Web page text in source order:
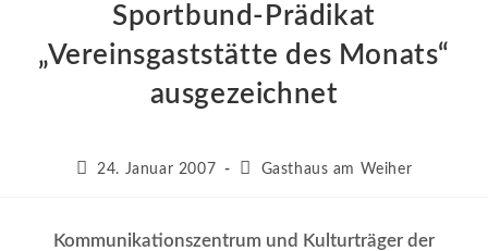
Sportbund-Prädikat
„Vereinsgaststätte des Monats“
ausgezeichnet
Beitrag24. Januar 2007
Beitrags-
Gasthaus am Weiher
Kommunikationszentrum und Kulturträger der